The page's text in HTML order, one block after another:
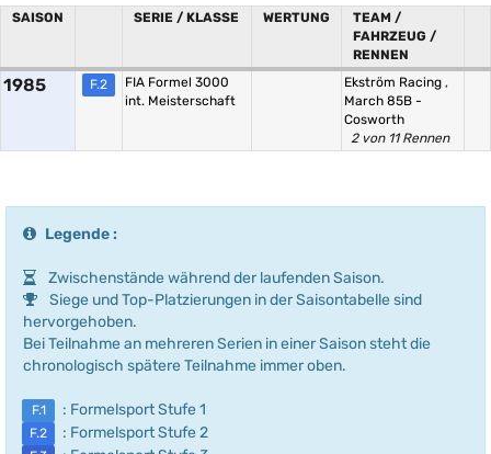
SAISON SERIE / KLASSE WERTUNG
TEAM /
FAHRZEUG /
RENNEN
1985 F.2
FIA Formel 3000
int. Meisterschaft
Ekström Racing ,
March 85B -
Cosworth
2 von 11 Rennen
Legende :
Zwischenstände während der laufenden Saison.
Siege und Top-Platzierungen in der Saisontabelle sind
hervorgehoben.
Bei Teilnahme an mehreren Serien in einer Saison steht die
chronologisch spätere Teilnahme immer oben.
F.1 : Formelsport Stufe 1
F.2 : Formelsport Stufe 2